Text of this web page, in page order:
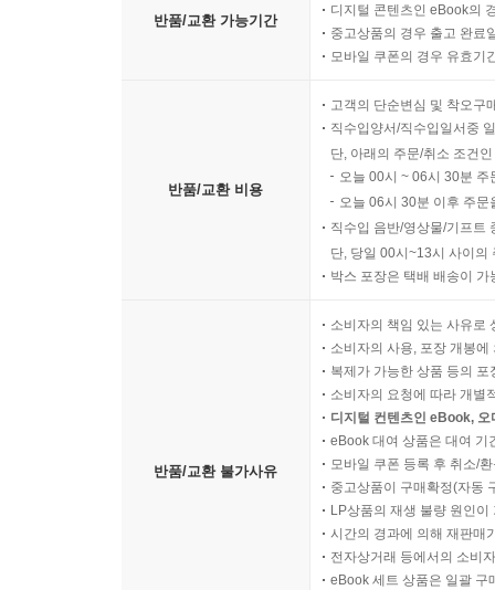
반품/교환 가능기간
디지털 콘텐츠인 eBook의
중고상품의 경우 출고 완료
모바일 쿠폰의 경우 유효기
반품/교환 비용
고객의 단순변심 및 착오구
직수입양서/직수입일서중
단, 아래의 주문/취소 조건
오늘 00시 ~ 06시 30분
오늘 06시 30분 이후 주
직수입 음반/영상물/기프트
단, 당일 00시~13시 사이의
박스 포장은 택배 배송이
반품/교환 불가사유
소비자의 책임 있는 사유로
소비자의 사용, 포장 개봉
복제가 가능한 상품 등의
소비자의 요청에 따라 개별
디지털 컨텐츠인 eBook,
eBook 대여 상품은 대여 기
모바일 쿠폰 등록 후 취소/
중고상품이 구매확정(자동
LP상품의 재생 불량 원인
시간의 경과에 의해 재판매
전자상거래 등에서의 소비
eBook 세트 상품은 일괄 구